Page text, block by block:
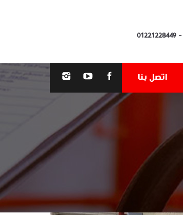
-
01221228449
اتصل بنا
You are here: